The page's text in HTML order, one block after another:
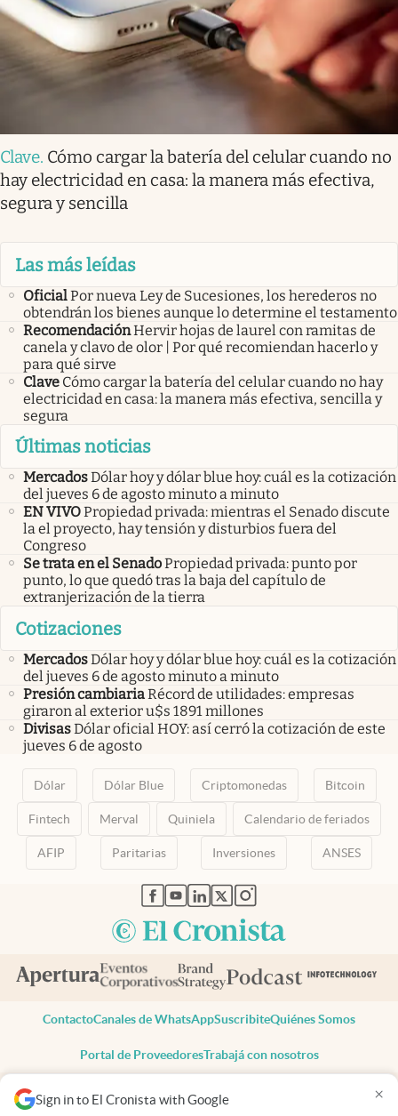
Sign in to El Cronista with Google ×
Clave. Cómo cargar la batería del celular cuando no
hay electricidad en casa: la manera más efectiva,
segura y sencilla
Las más leídas
OficialPor nueva Ley de Sucesiones, los herederos no
obtendrán los bienes aunque lo determine el testamento
RecomendaciónHervir hojas de laurel con ramitas de
canela y clavo de olor | Por qué recomiendan hacerlo y
para qué sirve
Clave Cómo cargar la batería del celular cuando no hay
electricidad en casa: la manera más efectiva, sencilla y
segura
Últimas noticias
MercadosDólar hoy y dólar blue hoy: cuál es la cotización
del jueves 6 de agosto minuto a minuto
EN VIVOPropiedad privada: mientras el Senado discute
la el proyecto, hay tensión y disturbios fuera del
Congreso
Se trata en el SenadoPropiedad privada: punto por
punto, lo que quedó tras la baja del capítulo de
extranjerización de la tierra
Cotizaciones
MercadosDólar hoy y dólar blue hoy: cuál es la cotización
del jueves 6 de agosto minuto a minuto
Presión cambiariaRécord de utilidades: empresas
giraron al exterior u$s 1891 millones
DivisasDólar oficial HOY: así cerró la cotización de este
jueves 6 de agosto
Dólar Dólar Blue Criptomonedas Bitcoin
Fintech Merval Quiniela Calendario de feriados
AFIP Paritarias Inversiones ANSES
abre en nueva pestaña
abre en nueva pestaña
abre en nueva pestaña
abre en nueva pestaña
abre en nueva pestaña
ContactoCanales de WhatsAppSuscribiteQuiénes Somos
Portal de ProveedoresTrabajá con nosotros
Todos los derechos reservados